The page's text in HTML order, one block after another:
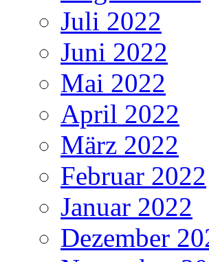
Juli 2022
Juni 2022
Mai 2022
April 2022
März 2022
Februar 2022
Januar 2022
Dezember